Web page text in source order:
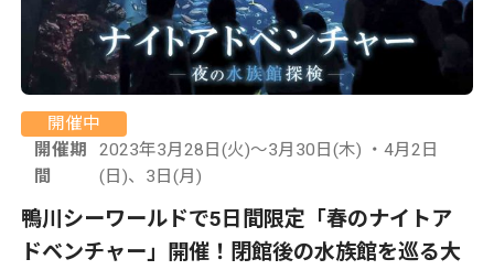
開催中
開催期
間
2023年3月28日(火)～3月30日(木) ・4月2日
(日)、3日(月)
鴨川シーワールドで5日間限定「春のナイトア
ドベンチャー」開催！閉館後の水族館を巡る大